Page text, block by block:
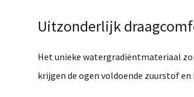
Uitzonderlijk
Het unieke watergradiëntmateriaal
krijgen de ogen voldoende zuurstof